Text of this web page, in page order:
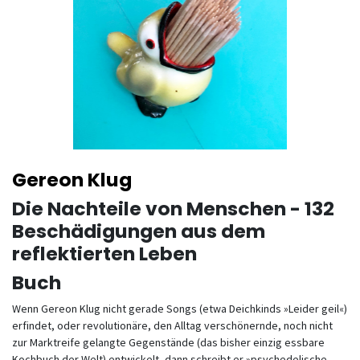
Gereon Klug
Die Nachteile von Menschen - 132
Beschädigungen aus dem
reflektierten Leben
Buch
Wenn Gereon Klug nicht gerade Songs (etwa Deichkinds »Leider geil«)
erfindet, oder revolutionäre, den Alltag verschönernde, noch nicht
zur Marktreife gelangte Gegenstände (das bisher einzig essbare